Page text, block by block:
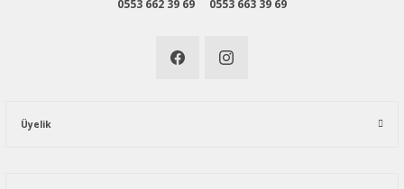
0553 662 39 69 0553 663 39 69
Üyelik